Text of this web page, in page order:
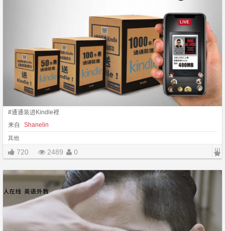
#通通装进Kindle裡
来自
Shanelin
其他
720 2489 0 |||